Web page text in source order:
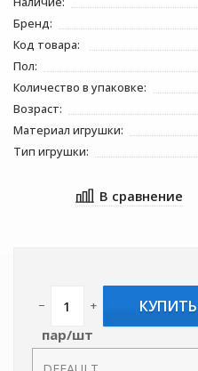
Бренд:
Код товара:
Пол:
Количество в упаковке:
Возраст:
Материал игрушки:
Тип игрушки:
− +
пар/шт
КУПИТЬ